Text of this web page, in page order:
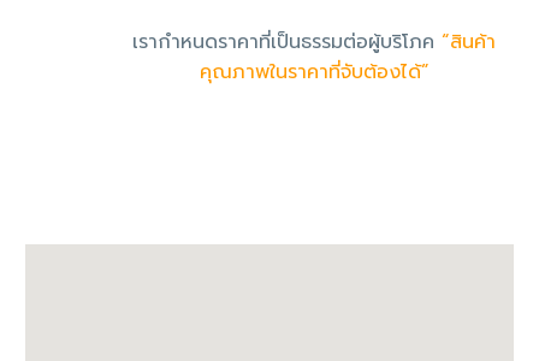
เรากำหนดราคาที่เป็นธรรมต่อผู้บริโภค “สินค้า
คุณภาพในราคาที่จับต้องได้”